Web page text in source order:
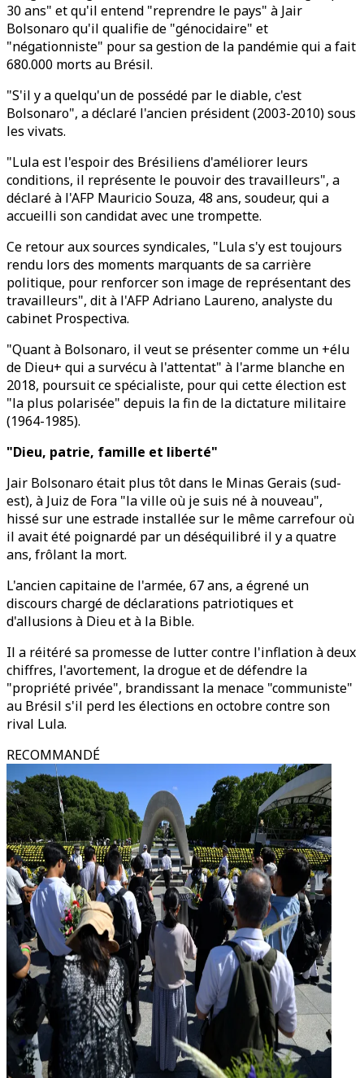
30 ans" et qu'il entend "reprendre le pays" à Jair
Bolsonaro qu'il qualifie de "génocidaire" et
"négationniste" pour sa gestion de la pandémie qui a fait
680.000 morts au Brésil.
"S'il y a quelqu'un de possédé par le diable, c'est
Bolsonaro", a déclaré l'ancien président (2003-2010) sous
les vivats.
"Lula est l'espoir des Brésiliens d'améliorer leurs
conditions, il représente le pouvoir des travailleurs", a
déclaré à l'AFP Mauricio Souza, 48 ans, soudeur, qui a
accueilli son candidat avec une trompette.
Ce retour aux sources syndicales, "Lula s'y est toujours
rendu lors des moments marquants de sa carrière
politique, pour renforcer son image de représentant des
travailleurs", dit à l'AFP Adriano Laureno, analyste du
cabinet Prospectiva.
"Quant à Bolsonaro, il veut se présenter comme un +élu
de Dieu+ qui a survécu à l'attentat" à l'arme blanche en
2018, poursuit ce spécialiste, pour qui cette élection est
"la plus polarisée" depuis la fin de la dictature militaire
(1964-1985).
"Dieu, patrie, famille et liberté"
Jair Bolsonaro était plus tôt dans le Minas Gerais (sud-
est), à Juiz de Fora "la ville où je suis né à nouveau",
hissé sur une estrade installée sur le même carrefour où
il avait été poignardé par un déséquilibré il y a quatre
ans, frôlant la mort.
L'ancien capitaine de l'armée, 67 ans, a égrené un
discours chargé de déclarations patriotiques et
d'allusions à Dieu et à la Bible.
Il a réitéré sa promesse de lutter contre l'inflation à deux
chiffres, l'avortement, la drogue et de défendre la
"propriété privée", brandissant la menace "communiste"
au Brésil s'il perd les élections en octobre contre son
rival Lula.
RECOMMANDÉ